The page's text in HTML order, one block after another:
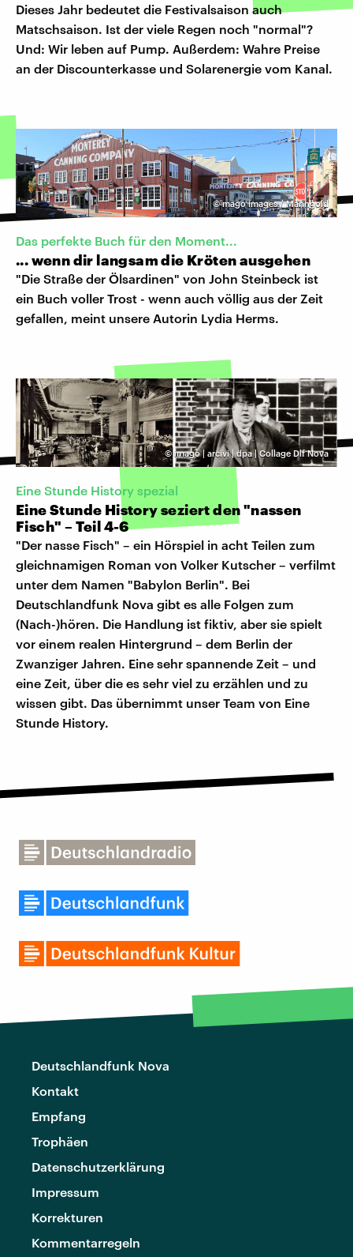
Dieses Jahr bedeutet die Festivalsaison auch
Matschsaison. Ist der viele Regen noch "normal"?
Und: Wir leben auf Pump. Außerdem: Wahre Preise
an der Discounterkasse und Solarenergie vom Kanal.
©mago images / Manngold
Das perfekte Buch für den Moment...
... wenn dir langsam die Kröten ausgehen
"Die Straße der Ölsardinen" von John Steinbeck ist
ein Buch voller Trost - wenn auch völlig aus der Zeit
gefallen, meint unsere Autorin Lydia Herms.
©imago | arcivi | dpa | Collage Dlf Nova
Eine Stunde History spezial
Eine Stunde History seziert den "nassen
Fisch" – Teil 4-6
"Der nasse Fisch" – ein Hörspiel in acht Teilen zum
gleichnamigen Roman von Volker Kutscher – verfilmt
unter dem Namen "Babylon Berlin". Bei
Deutschlandfunk Nova gibt es alle Folgen zum
(Nach-)hören. Die Handlung ist fiktiv, aber sie spielt
vor einem realen Hintergrund – dem Berlin der
Zwanziger Jahren. Eine sehr spannende Zeit – und
eine Zeit, über die es sehr viel zu erzählen und zu
wissen gibt. Das übernimmt unser Team von Eine
Stunde History.
Deutschlandfunk Nova
Kontakt
Empfang
Trophäen
Datenschutzerklärung
Impressum
Korrekturen
Kommentarregeln